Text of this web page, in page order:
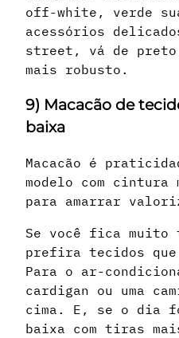
off-white, verde
acessórios
street, vá de
mais robusto.
9) Macacão de
baixa
Macacão é
modelo com cintura
para amarrar
Se você fica muito
prefira tecidos que
Para o ar-
cardigan ou uma
cima. E, se o dia
baixa com tiras